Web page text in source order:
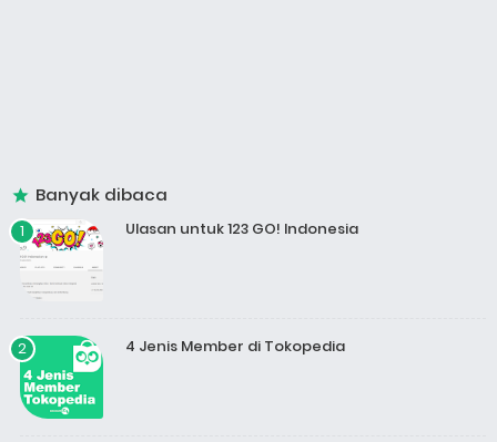
Banyak dibaca
Ulasan untuk 123 GO! Indonesia
4 Jenis Member di Tokopedia